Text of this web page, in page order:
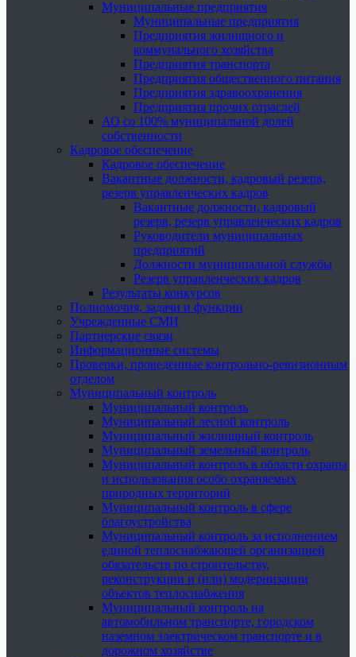
Муниципальные предприятия
Муниципальные предприятия
Предприятия жилищного и
коммунального хозяйства
Предприятия транспорта
Предприятия общественного питания
Предприятия здравоохранения
Предприятия прочих отраслей
АО со 100% муниципальной долей
собственности
Кадровое обеспечение
Кадровое обеспечение
Вакантные должности, кадровый резерв,
резерв управленческих кадров
Вакантные должности, кадровый
резерв, резерв управленческих кадров
Руководители муниципальных
предприятий
Должности муниципальной службы
Резерв управленческих кадров
Результаты конкурсов
Полномочия, задачи и функции
Учрежденные СМИ
Партнерские связи
Информационные системы
Проверки, проведенные контрольно-ревизионным
отделом
Муниципальный контроль
Муниципальный контроль
Муниципальный лесной контроль
Муниципальный жилищный контроль
Муниципальный земельный контроль
Муниципальный контроль в области охраны
и использования особо охраняемых
природных территорий
Муниципальный контроль в сфере
благоустройства
Муниципальный контроль за исполнением
единой теплоснабжающей организацией
обязательств по строительству,
реконструкции и (или) модернизации
объектов теплоснабжения
Муниципальный контроль на
автомобильном транспорте, городском
наземном электрическом транспорте и в
дорожном хозяйстве